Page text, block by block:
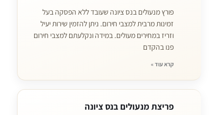
פורץ מנעולים בנס ציונה שעובד ללא הפסקה בעל
זמינות מרבית למצבי חירום. ניתן להזמין שירות יעיל
וזריז במחירים מעולים. במידה ונקלעתם למצבי חירום
פנו בהקדם
קרא עוד »
פריצת מנעולים בנס ציונה